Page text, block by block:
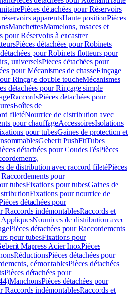
Pièces détachées pour Réservoirs
apparentsHaute positionPièces
ManchettesMamelons, rosaces et
pour Réservoirs à encastrer
Pièces détachées pour Robinets
pour Robinets flotteurs pour
universelsPièces détachées pour
pour Mécanismes de chasseRinçage
Rinçage double toucheMécanismes
détachées pour Rinçage simple
RaccordsPièces détachées pour
Boîtes de
filetéNourrice de distribution avec
pour chauffageAccessoiresIsolations
pour tubesGaines de protection et
Geberit PushFitTubes
détachées pour CoudesTésPièces
de distribution avec raccord filetéPièces
pour
tubesFixations pour tubesGaines de
Fixations pour nourrice de
détachées pour
Raccords indémontablesRaccords et
AppliquesNourrices de distribution avec
Pièces détachées pour Raccordements
pour tubesFixations pour
Mapress Acier InoxPièces
RéductionsPièces détachées pour
démontablesPièces détachées
Pièces détachées pour
ManchonsPièces détachées pour
Raccords indémontablesRaccords et